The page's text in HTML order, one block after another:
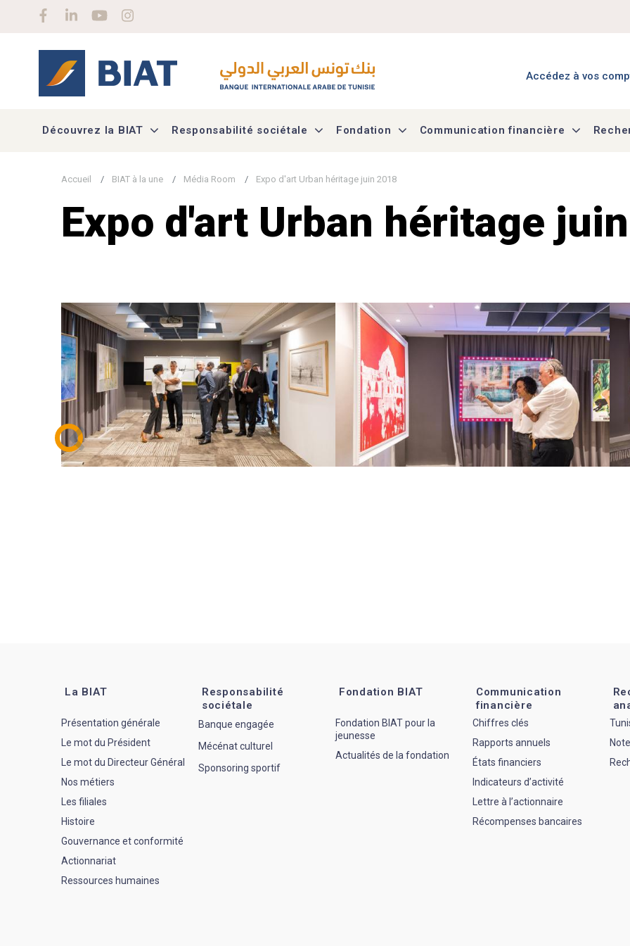
Aller au contenu principal
Social menu
Accédez à vos
Découvrez la BIAT Responsabilité sociétale Fondation Communication financière
Accueil BIAT à la une Média Room Expo d'art Urban héritage juin 2018
Expo d'art Urban héritage
La BIAT
Présentation générale
Le mot du Président
Le mot du Directeur Général
Nos métiers
Les filiales
Histoire
Gouvernance et conformité
Actionnariat
Ressources humaines
Responsabilité
sociétale
Banque engagée
Mécénat culturel
Sponsoring sportif
Fondation BIAT
Fondation BIAT pour la
jeunesse
Actualités de la fondation
Communication
financière
Chiffres clés
Rapports annuels
États financiers
Indicateurs d’activité
Lettre à l’actionnaire
Récompenses bancaires